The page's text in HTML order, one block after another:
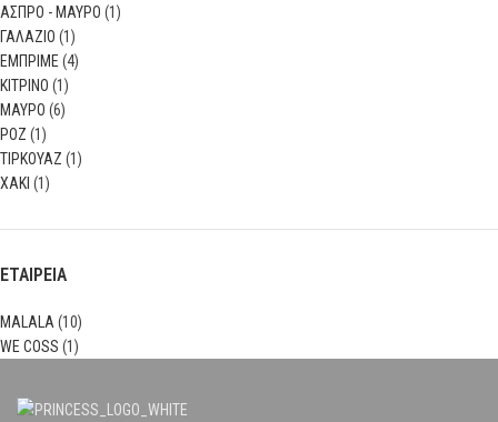
ΑΣΠΡΟ - ΜΑΥΡΟ (1)
ΓΑΛΑΖΙΟ (1)
ΕΜΠΡΙΜΕ (4)
ΚΙΤΡΙΝΟ (1)
ΜΑΥΡΟ (6)
ΡΟΖ (1)
ΤΙΡΚΟΥΑΖ (1)
ΧΑΚΙ (1)
ΕΤΑΙΡΕΙΑ
MALALA (10)
WE COSS (1)